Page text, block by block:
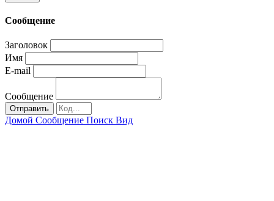
Сообщение
Заголовок
Имя
E-mail
Сообщение
Отправить
Домой Сообщение Поиск Вид